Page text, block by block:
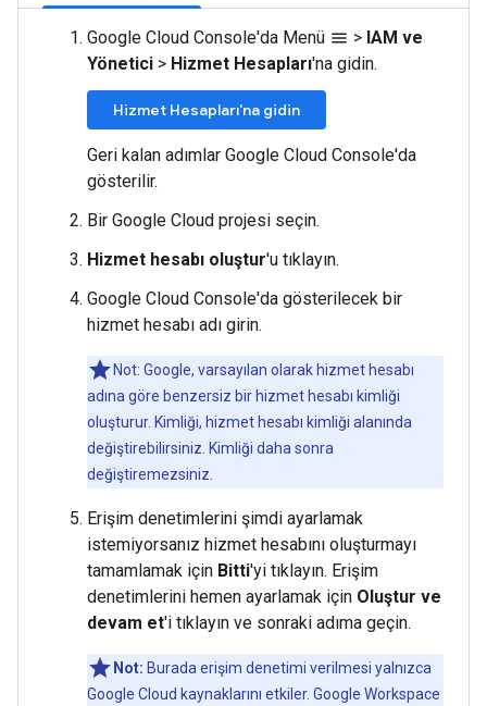
Google Cloud Console'da Menü menu > IAM ve
Yönetici > Hizmet Hesapları'na gidin.
Hizmet Hesapları'na gidin
Geri kalan adımlar Google Cloud Console'da
gösterilir.
Bir Google Cloud projesi seçin.
Hizmet hesabı oluştur'u tıklayın.
Google Cloud Console'da gösterilecek bir
hizmet hesabı adı girin.
Not: Google, varsayılan olarak hizmet hesabı
adına göre benzersiz bir hizmet hesabı kimliği
oluşturur. Kimliği, hizmet hesabı kimliği alanında
değiştirebilirsiniz. Kimliği daha sonra
değiştiremezsiniz.
Erişim denetimlerini şimdi ayarlamak
istemiyorsanız hizmet hesabını oluşturmayı
tamamlamak için Bitti'yi tıklayın. Erişim
denetimlerini hemen ayarlamak için Oluştur ve
devam et'i tıklayın ve sonraki adıma geçin.
Not: Burada erişim denetimi verilmesi yalnızca
Google Cloud kaynaklarını etkiler. Google Workspace